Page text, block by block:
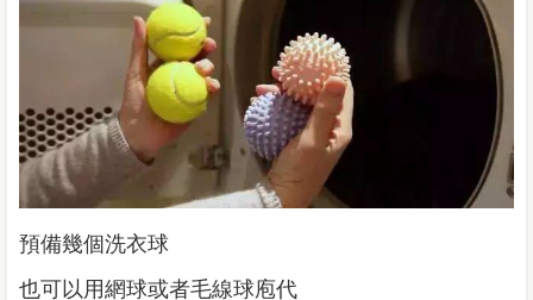
預備幾個洗衣球
也可以用網球或者毛線球庖代